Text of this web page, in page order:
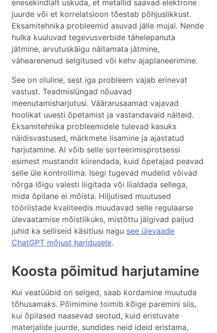
enesekindlalt uskuda, et metallid saavad elektrone
juurde või et korrelatsioon tõestab põhjuslikkust.
Eksamitehnika probleemid asuvad jälle mujal. Nende
hulka kuuluvad tegevusverbide tähelepanuta
jätmine, arvutuskäigu näitamata jätmine,
vähearenenud selgitused või kehv ajaplaneerimine.
See on oluline, sest iga probleem vajab erinevat
vastust. Teadmislüngad nõuavad
meenutamisharjutusi. Väärarusaamad vajavad
hoolikat uuesti õpetamist ja vastandavaid näiteid.
Eksamitehnika probleemidele tulevad kasuks
näidisvastused, märkmete lisamine ja ajastatud
harjutamine. AI võib selle sorteerimisprotsessi
esimest mustandit kiirendada, kuid õpetajad peavad
selle üle kontrollima. Isegi tugevad mudelid võivad
nõrga lõigu valesti liigitada või liialdada sellega,
mida õpilane ei mõista. Hiljutised muutused
tööriistade kvaliteedis muudavad selle regulaarse
ülevaatamise mõistlikuks, mistõttu jälgivad paljud
juhid ka selliseid käsitlusi nagu see ülevaade
ChatGPT mõjust haridusele.
Koosta põimitud harjutamine
Kui veatüübid on selged, saab kordamine muutuda
tõhusamaks. Põimimine toimib kõige paremini siis,
kui õpilased naasevad seotud, kuid eristuvate
materjalide juurde, sundides neid ideid eristama,